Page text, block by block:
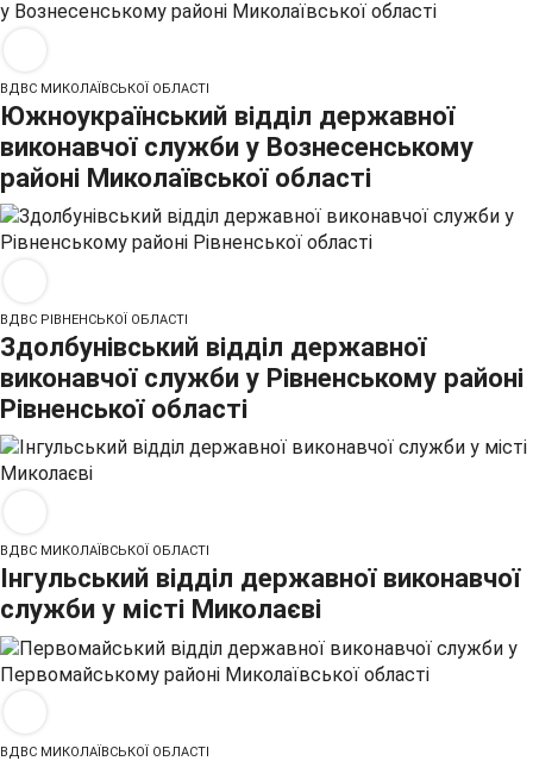
ВДВС МИКОЛАЇВСЬКОЇ ОБЛАСТІ
Южноукраїнський відділ державної
виконавчої служби у Вознесенському
районі Миколаївської області
ВДВС РІВНЕНСЬКОЇ ОБЛАСТІ
Здолбунівський відділ державної
виконавчої служби у Рівненському районі
Рівненської області
ВДВС МИКОЛАЇВСЬКОЇ ОБЛАСТІ
Інгульський відділ державної виконавчої
служби у місті Миколаєві
ВДВС МИКОЛАЇВСЬКОЇ ОБЛАСТІ